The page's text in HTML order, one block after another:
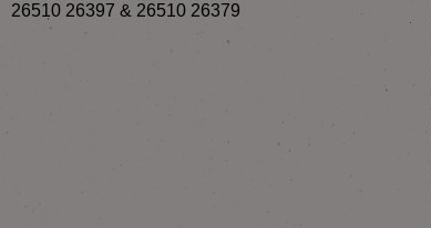
26510 26397 & 26510 26379